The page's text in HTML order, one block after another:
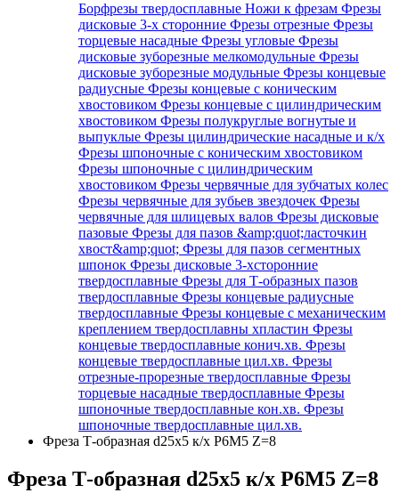
Борфрезы твердосплавные Ножи к фрезам Фрезы
дисковые 3-х сторонние Фрезы отрезные Фрезы
торцевые насадные Фрезы угловые Фрезы
дисковые зуборезные мелкомодульные Фрезы
дисковые зуборезные модульные Фрезы концевые
радиусные Фрезы концевые с коническим
хвостовиком Фрезы концевые с цилиндрическим
хвостовиком Фрезы полукруглые вогнутые и
выпуклые Фрезы цилиндрические насадные и к/х
Фрезы шпоночные с коническим хвостовиком
Фрезы шпоночные с цилиндрическим
хвостовиком Фрезы червячные для зубчатых колес
Фрезы червячные для зубьев звездочек Фрезы
червячные для шлицевых валов Фрезы дисковые
пазовые Фрезы для пазов &amp;quot;ласточкин
хвост&amp;quot; Фрезы для пазов сегментных
шпонок Фрезы дисковые 3-хсторонние
твердосплавные Фрезы для Т-образных пазов
твердосплавные Фрезы концевые радиусные
твердосплавные Фрезы концевые с механическим
креплением твердосплавны хпластин Фрезы
концевые твердосплавные конич.хв. Фрезы
концевые твердосплавные цил.хв. Фрезы
отрезные-прорезные твердосплавные Фрезы
торцевые насадные твердосплавные Фрезы
шпоночные твердосплавные кон.хв. Фрезы
шпоночные твердосплавные цил.хв.
Фреза Т-образная d25х5 к/х Р6М5 Z=8
Фреза Т-образная d25х5 к/х Р6М5 Z=8